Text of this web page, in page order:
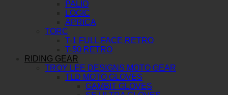
PALIO
LOGIC
APRICA
TORC
T-1 FULL FACE RETRO
T-50 RETRO
RIDING GEAR
TROY LEE DESIGNS MOTO GEAR
TLD MOTO GLOVES
GAMBIT GLOVES